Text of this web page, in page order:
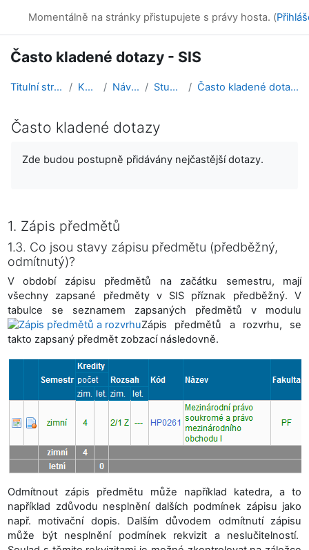
Online kurzy
Momentálně na stránky přistupujete s právy hosta. (
Často kladené dotazy - SIS
Titulní stránka Kurzy Návody Student Často kladené dotazy - SIS
Často kladené dotazy
Zde budou postupně přidávány nejčastější dotazy.
1. Zápis předmětů
1.3. Co jsou stavy zápisu předmětu (předběžný,
odmítnutý)?
V období zápisu předmětů na začátku semestru, mají
všechny zapsané předměty v SIS příznak předběžný. V
tabulce se seznamem zapsaných předmětů v modulu
Zápis předmětů a rozvrhu, se
takto zapsaný předmět zobzací následovně.
Odmítnout zápis předmětu může například katedra, a to
například zdůvodu nesplnění dalších podmínek zápisu jako
např. motivační dopis. Dalším důvodem odmítnutí zápisu
může být nesplnění podmínek rekvizit a neslučitelností.